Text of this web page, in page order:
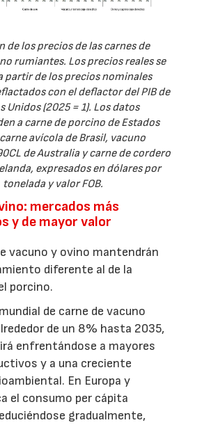
de los precios de las carnes de
rumiantes. Los precios reales se
partir de los precios nominales
con el deflactor del PIB de
Unidos (2025 = 1). Los datos
a carne de porcino de Estados
avícola de Brasil, vacuno
de Australia y carne de cordero
expresados en dólares por
tonelada y valor FOB.
mercados más
y de mayor valor
vacuno y ovino mantendrán
diferente al de la
porcino.
de carne de vacuno
de un 8% hasta 2035,
enfrentándose a mayores
y a una creciente
En Europa y
el consumo per cápita
gradualmente,